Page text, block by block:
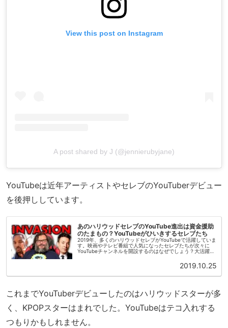
View this post on Instagram
A post shared by J (@jennierubyjane)
YouTubeは近年アーティストやセレブのYouTuberデビュー
を後押ししています。
あのハリウッドセレブのYouTube進出は資金援助
のたまもの？YouTubeがひいきするセレブたち
2019年、多くのハリウッドセレブがYouTubeで活躍していま
す。映画やテレビ番組で人気になったセレブたちが次々に
YouTubeチャンネルを開設するのはなぜでしょう？大活躍の
2019.10.25
これまでYouTuberデビューしたのはハリウッドスターが多
く、KPOPスターはまれでした。YouTubeはテコ入れする
つもりかもしれません。